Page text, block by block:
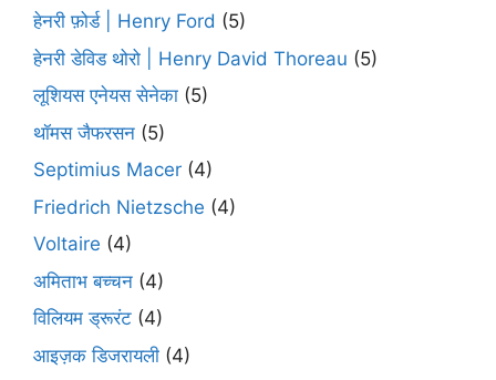
हेनरी फ़ोर्ड | Henry Ford (5)
हेनरी डेविड थोरो | Henry David Thoreau (5)
लूशियस एनेयस सेनेका (5)
थॉमस जैफरसन (5)
Septimius Macer (4)
Friedrich Nietzsche (4)
Voltaire (4)
अमिताभ बच्चन (4)
विलियम ड्रूरंट (4)
आइज़क डिजरायली (4)